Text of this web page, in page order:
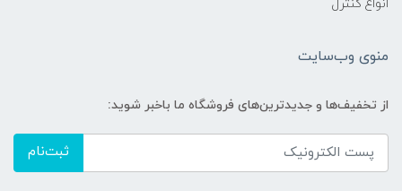
انواع کنترل
منوی وب‌سایت
از تخفیف‌ها و جدیدترین‌های فروشگاه ما باخبر شوید:
ثبت‌نام